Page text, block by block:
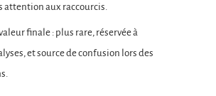
attention aux raccourcis.
finale : plus rare, réservée à
et source de confusion lors des